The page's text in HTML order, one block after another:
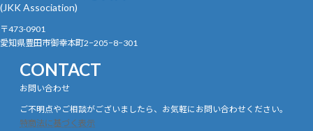
(JKK Association)
〒473-0901
愛知県豊田市御幸本町2−205−8−301
CONTACT
お問い合わせ
ご不明点やご相談がございましたら、お気軽にお問い合わせください。
特商法に基づく表示